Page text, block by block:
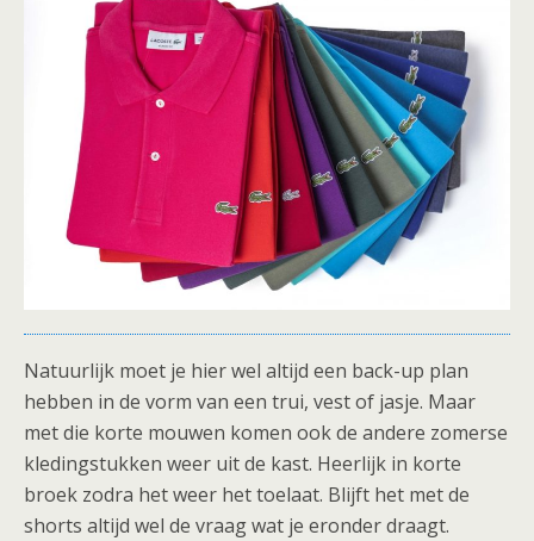
Natuurlijk moet je hier wel altijd een back-up plan
hebben in de vorm van een trui, vest of jasje. Maar
met die korte mouwen komen ook de andere zomerse
kledingstukken weer uit de kast. Heerlijk in korte
broek zodra het weer het toelaat. Blijft het met de
shorts altijd wel de vraag wat je eronder draagt.